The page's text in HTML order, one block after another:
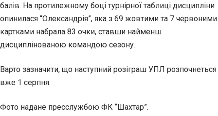
балів. На протилежному боці турнірної таблиці дисципліни
опинилася “Олександрія”, яка з 69 жовтими та 7 червоними
картками набрала 83 очки, ставши найменш
дисциплінованою командою сезону.
Варто зазначити, що наступний розіграш УПЛ розпочнеться
вже 1 серпня.
Фото надане пресслужбою ФК “Шахтар”.